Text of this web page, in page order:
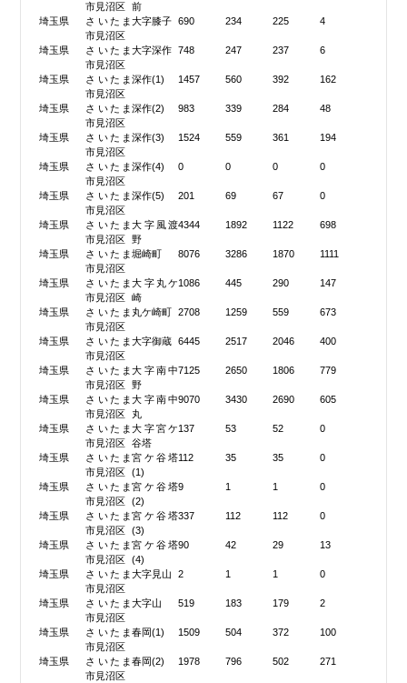
市見沼区
前
埼玉県
さいたま
市見沼区
大字膝子 690 234 225 4
埼玉県
さいたま
市見沼区
大字深作 748 247 237 6
埼玉県
さいたま
市見沼区
深作(1) 1457 560 392 162
埼玉県
さいたま
市見沼区
深作(2) 983 339 284 48
埼玉県
さいたま
市見沼区
深作(3) 1524 559 361 194
埼玉県
さいたま
市見沼区
深作(4) 0 0 0 0
埼玉県
さいたま
市見沼区
深作(5) 201 69 67 0
埼玉県
さいたま
市見沼区
大字風渡
野
4344 1892 1122 698
埼玉県
さいたま
市見沼区
堀崎町 8076 3286 1870 1111
埼玉県
さいたま
市見沼区
大字丸ケ
崎
1086 445 290 147
埼玉県
さいたま
市見沼区
丸ケ崎町 2708 1259 559 673
埼玉県
さいたま
市見沼区
大字御蔵 6445 2517 2046 400
埼玉県
さいたま
市見沼区
大字南中
野
7125 2650 1806 779
埼玉県
さいたま
市見沼区
大字南中
丸
9070 3430 2690 605
埼玉県
さいたま
市見沼区
大字宮ケ
谷塔
137 53 52 0
埼玉県
さいたま
市見沼区
宮ケ谷塔
(1)
112 35 35 0
埼玉県
さいたま
市見沼区
宮ケ谷塔
(2)
9 1 1 0
埼玉県
さいたま
市見沼区
宮ケ谷塔
(3)
337 112 112 0
埼玉県
さいたま
市見沼区
宮ケ谷塔
(4)
90 42 29 13
埼玉県
さいたま
市見沼区
大字見山 2 1 1 0
埼玉県
さいたま
市見沼区
大字山 519 183 179 2
埼玉県
さいたま
市見沼区
春岡(1) 1509 504 372 100
埼玉県
さいたま
市見沼区
春岡(2) 1978 796 502 271